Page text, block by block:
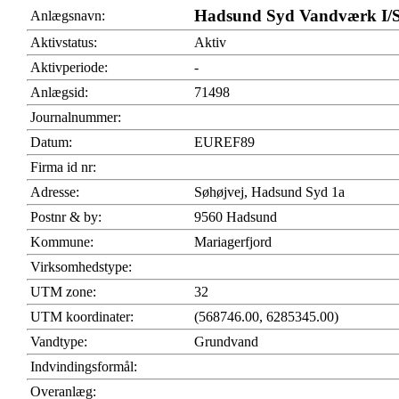
Anlægsnavn: Hadsund Syd Vandværk I/
Aktivstatus:
Aktiv
Aktivperiode:
-
Anlægsid:
71498
Journalnummer:
Datum:
EUREF89
Firma id nr:
Adresse:
Søhøjvej, Hadsund Syd 1a
Postnr & by:
9560 Hadsund
Kommune:
Mariagerfjord
Virksomhedstype:
UTM zone:
32
UTM koordinater:
(568746.00, 6285345.00)
Vandtype:
Grundvand
Indvindingsformål:
Overanlæg: